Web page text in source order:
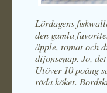
Lördagens
den gamla
äpple, tomat och
dijonsenap. Jo,
Utöver 10 poäng
röda köket.